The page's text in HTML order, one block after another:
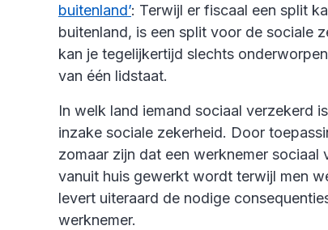
buitenland’: Terwijl er fiscaal een split
buitenland, is een split voor de sociale
kan je tegelijkertijd slechts
van één lidstaat.
In welk land iemand sociaal verzekerd
inzake sociale zekerheid. Door
zomaar zijn dat een werknemer
vanuit huis gewerkt wordt terwijl men
levert uiteraard de nodige
werknemer.